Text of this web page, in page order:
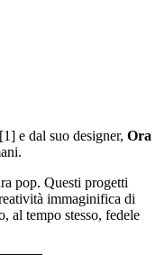
e dal suo designer, Ora
pop. Questi progetti
immaginifica di
al tempo stesso, fedele